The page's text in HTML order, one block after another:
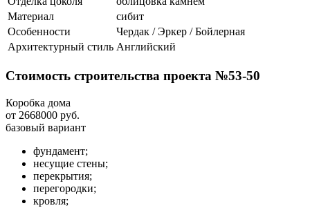
Материал
сибит
Особенности
Чердак / Эркер / Бойлерная
Архитектурный стиль Английский
Стоимость строительства проекта №53-50
Коробка дома
от 2668000 руб.
базовый вариант
фундамент;
несущие стены;
перекрытия;
перегородки;
кровля;